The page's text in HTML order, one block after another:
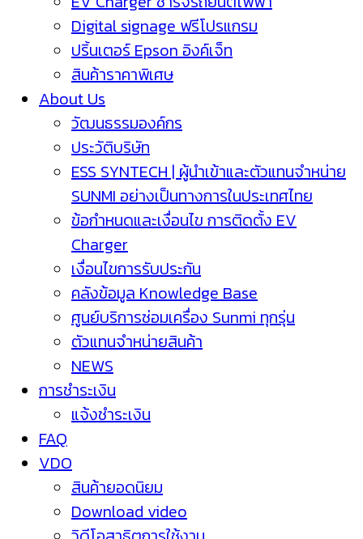
Digital signage ฟรีโปรแกรม
ปริ้นเตอร์ Epson อิงค์เจ็ท
สินค้าราคาพิเศษ
About Us
วัฒนธรรมองค์กร
ประวัติบริษัท
ESS SYNTECH | ผู้นำเข้าและตัวแทนจำหน่าย
SUNMI อย่างเป็นทางการในประเทศไทย
ข้อกำหนดและเงื่อนไข การติดตั้ง EV
Charger
เงื่อนไขการรับประกัน
คลังข้อมูล Knowledge Base
ศูนย์บริการซ่อมเครื่อง Sunmi ทุกรุ่น
ตัวแทนจำหน่ายสินค้า
NEWS
การชำระเงิน
แจ้งชำระเงิน
FAQ
VDO
สินค้ายอดนิยม
Download video